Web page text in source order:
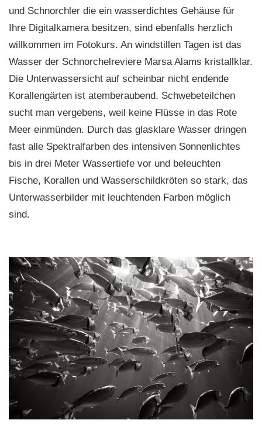
und Schnorchler die ein wasserdichtes Gehäuse für
Ihre Digitalkamera besitzen, sind ebenfalls herzlich
willkommen im Fotokurs. An windstillen Tagen ist das
Wasser der Schnorchelreviere Marsa Alams kristallklar.
Die Unterwassersicht auf scheinbar nicht endende
Korallengärten ist atemberaubend. Schwebeteilchen
sucht man vergebens, weil keine Flüsse in das Rote
Meer einmünden. Durch das glasklare Wasser dringen
fast alle Spektralfarben des intensiven Sonnenlichtes
bis in drei Meter Wassertiefe vor und beleuchten
Fische, Korallen und Wasserschildkröten so stark, das
Unterwasserbilder mit leuchtenden Farben möglich
sind.